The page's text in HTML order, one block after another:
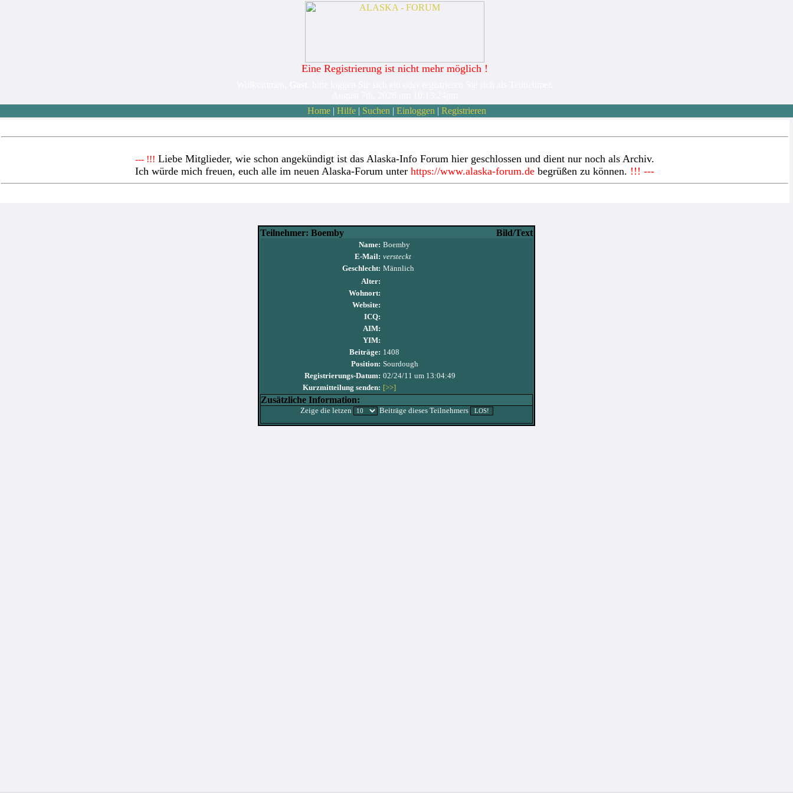
Eine Registrierung ist nicht mehr möglich !
Home| Hilfe| Suchen | Einloggen | Registrieren
--- !!! Liebe Mitglieder, wie schon angekündigt ist das Alaska-Info Forum hier geschlossen und dient nur noch als Archiv.
Ich würde mich freuen, euch alle im neuen Alaska-Forum unter https://www.alaska-forum.de begrüßen zu können. !!! ---
Teilnehmer: Boemby Bild/Text
Name: Boemby
E-Mail: versteckt
Geschlecht: Männlich
Alter:
Wohnort:
Website:
ICQ:
AIM:
YIM:
Beiträge: 1408
Position: Sourdough
Registrierungs-Datum: 02/24/11 um 13:04:49
Kurzmitteilung senden: [>>]
Zusätzliche Information:
Zeige die letzen Beiträge dieses Teilnehmers